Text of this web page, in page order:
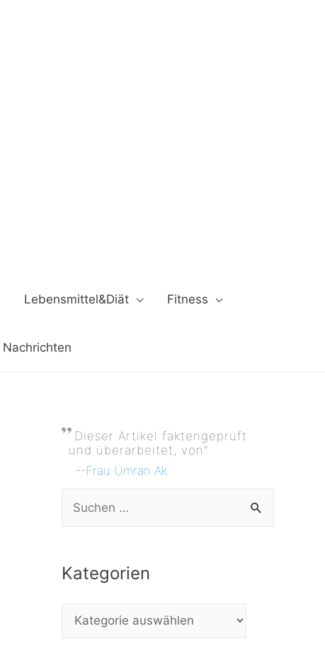
Lebensmittel&Diät Fitness
Nachrichten
Dieser Artikel faktengeprüft
und überarbeitet, von”
--Frau Ümran Ak
h
Kategorien